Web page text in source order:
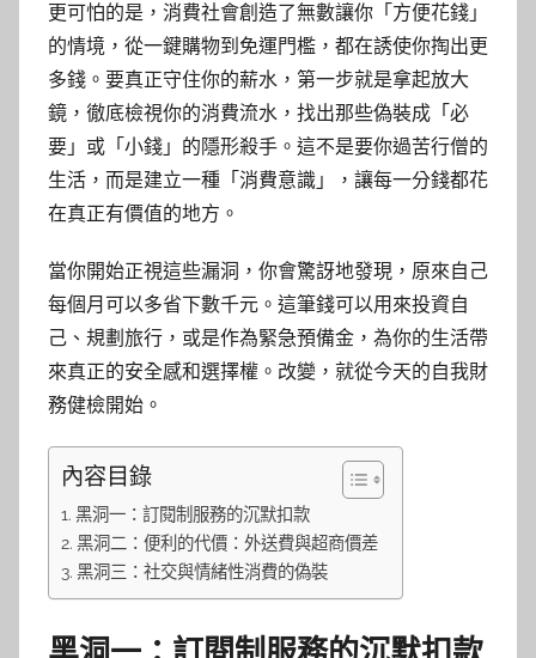
更可怕的是，消費社會創造了無數讓你「方便花錢」
的情境，從一鍵購物到免運門檻，都在誘使你掏出更
多錢。要真正守住你的薪水，第一步就是拿起放大
鏡，徹底檢視你的消費流水，找出那些偽裝成「必
要」或「小錢」的隱形殺手。這不是要你過苦行僧的
生活，而是建立一種「消費意識」，讓每一分錢都花
在真正有價值的地方。
當你開始正視這些漏洞，你會驚訝地發現，原來自己
每個月可以多省下數千元。這筆錢可以用來投資自
己、規劃旅行，或是作為緊急預備金，為你的生活帶
來真正的安全感和選擇權。改變，就從今天的自我財
務健檢開始。
內容目錄
黑洞一：訂閱制服務的沉默扣款
黑洞二：便利的代價：外送費與超商價差
黑洞三：社交與情緒性消費的偽裝